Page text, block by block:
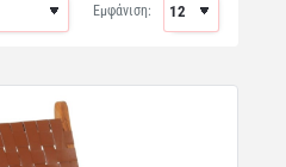
Εμφάνιση: